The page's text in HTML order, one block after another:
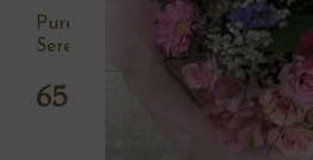
Pureza
Serena
65,00